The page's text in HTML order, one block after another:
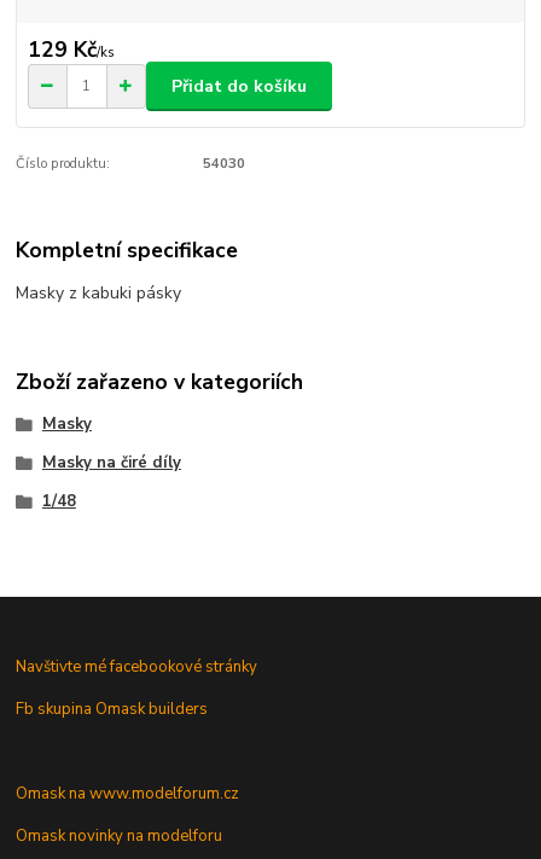
129 Kč/ks
Přidat do košíku
Číslo produktu: 54030
Kompletní specifikace
Masky z kabuki pásky
Zboží zařazeno v kategoriích
Masky
Masky na čiré díly
1/48
Navštivte mé facebookové stránky
Fb skupina Omask builders
Omask na www.modelforum.cz
Omask novinky na modelforu